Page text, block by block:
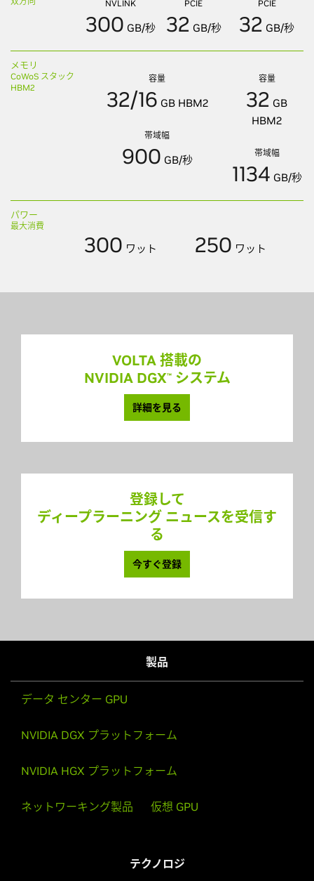
NVLINK
300 GB/秒
PCIE
32 GB/秒
PCIE
32 GB/秒
メモリ
CoWoS スタック
HBM2
容量
32/16 GB HBM2
帯域幅
900 GB/秒
容量
32 GB
HBM2
帯域幅
1134 GB/秒
パワー
最大消費
300 ワット 250 ワット
VOLTA 搭載の
NVIDIA DGX™システム
詳細を見る
登録して
ディープラーニング ニュースを受信す
る
今すぐ登録
製品
データ センター GPU
NVIDIA DGX プラットフォーム
NVIDIA HGX プラットフォーム
ネットワーキング製品 仮想 GPU
テクノロジ